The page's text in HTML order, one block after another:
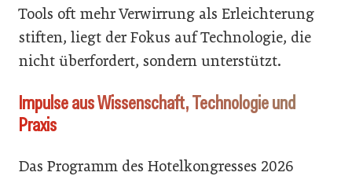
Tools oft mehr Verwirrung als Erleichterung
stiften, liegt der Fokus auf Technologie, die
nicht überfordert, sondern unterstützt.
Impulse aus Wissenschaft, Technologie und
Praxis
Das Programm des Hotelkongresses 2026